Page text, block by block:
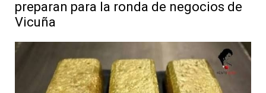
preparan para la ronda de negocios de
Vicuña